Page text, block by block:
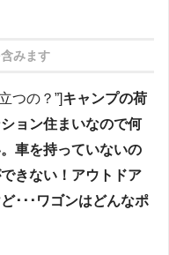
みます
つの？”]キャンプの荷
ョン住まいなので何
車を持っていないの
きない！アウトドア
･･･ワゴンはどんなポ